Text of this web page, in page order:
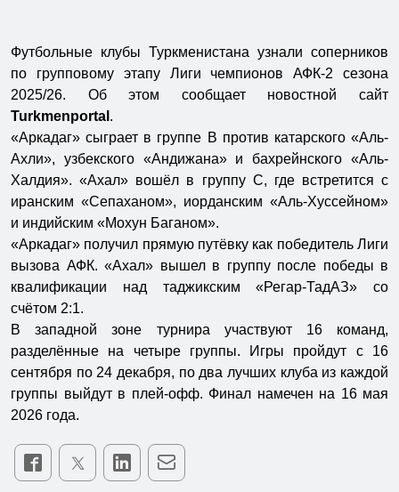
Футбольные клубы Туркменистана узнали соперников
по групповому этапу Лиги чемпионов АФК-2 сезона
2025/26. Об этом сообщает новостной сайт
Turkmenportal .
«Аркадаг» сыграет в группе B против катарского «Аль-
Ахли», узбекского «Андижана» и бахрейнского «Аль-
Халдия». «Ахал» вошёл в группу C, где встретится с
иранским «Сепаханом», иорданским «Аль-Хуссейном»
и индийским «Мохун Баганом».
«Аркадаг» получил прямую путёвку как победитель Лиги
вызова АФК. «Ахал» вышел в группу после победы в
квалификации над таджикским «Регар-ТадАЗ» со
счётом 2:1.
В западной зоне турнира участвуют 16 команд,
разделённые на четыре группы. Игры пройдут с 16
сентября по 24 декабря, по два лучших клуба из каждой
группы выйдут в плей-офф. Финал намечен на 16 мая
2026 года.